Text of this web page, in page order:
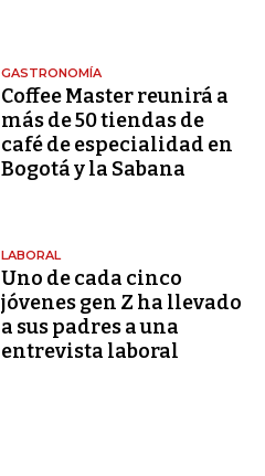
GASTRONOMÍA
Coffee Master reunirá a
más de 50 tiendas de
café de especialidad en
Bogotá y la Sabana
LABORAL
Uno de cada cinco
jóvenes gen Z ha llevado
a sus padres a una
entrevista laboral